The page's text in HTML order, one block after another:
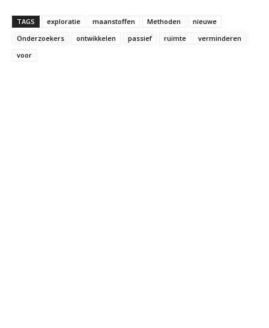
TAGS exploratie maanstoffen Methoden
nieuwe
Onderzoekers
ontwikkelen passief ruimte
verminderen
voor